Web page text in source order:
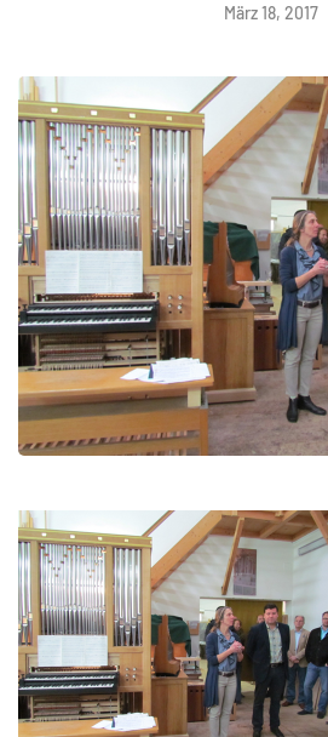
März 18, 2017